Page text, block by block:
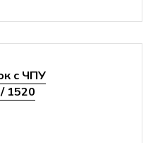
с ЧПУ
1520